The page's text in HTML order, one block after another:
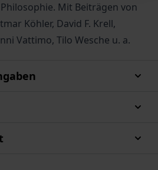
Mit Beiträgen von
Köhler, David F. Krell,
Vattimo, Tilo Wesche u. a.